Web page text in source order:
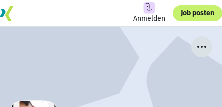
Anmelden
Job posten